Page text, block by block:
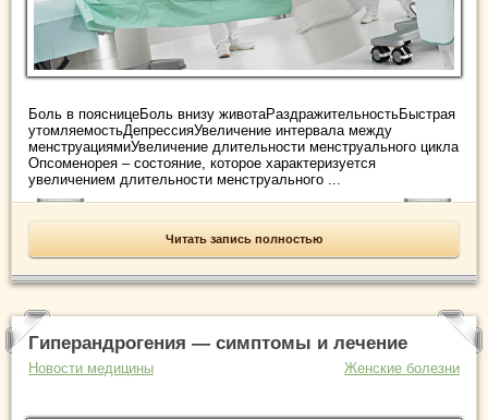
Боль в поясницеБоль внизу животаРаздражительностьБыстрая
утомляемостьДепрессияУвеличение интервала между
менструациямиУвеличение длительности менструального цикла
Опсоменорея – состояние, которое характеризуется
увеличением длительности менструального ...
Читать запись полностью
Гиперандрогения — симптомы и лечение
Новости медицины Женские болезни